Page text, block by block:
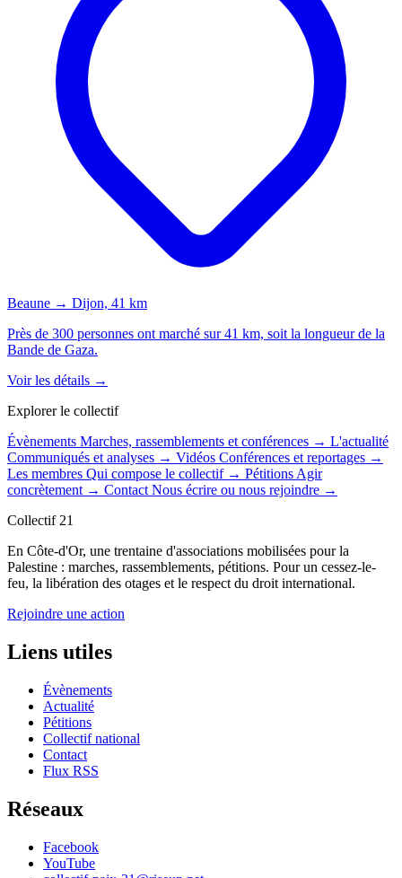
Beaune → Dijon, 41 km
Près de 300 personnes ont marché sur 41 km, soit la longueur de la
Bande de Gaza.
Voir les détails →
Explorer le collectif
Évènements Marches, rassemblements et conférences → L'actualité
Communiqués et analyses → Vidéos Conférences et reportages →
Les membres Qui compose le collectif → Pétitions Agir
concrètement → Contact Nous écrire ou nous rejoindre →
Collectif 21
En Côte-d'Or, une trentaine d'associations mobilisées pour la
Palestine : marches, rassemblements, pétitions. Pour un cessez-le-
feu, la libération des otages et le respect du droit international.
Rejoindre une action
Liens utiles
Évènements
Actualité
Pétitions
Collectif national
Contact
Flux RSS
Réseaux
Facebook
YouTube